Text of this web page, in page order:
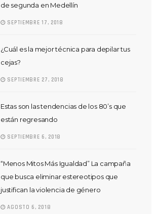
de segunda en Medellín
SEPTIEMBRE 17, 2018
¿Cuál es la mejor técnica para depilar tus
cejas?
SEPTIEMBRE 27, 2018
Estas son las tendencias de los 80’s que
están regresando
SEPTIEMBRE 6, 2018
“Menos Mitos Más Igualdad” La campaña
que busca eliminar estereotipos que
justifican la violencia de género
AGOSTO 6, 2018